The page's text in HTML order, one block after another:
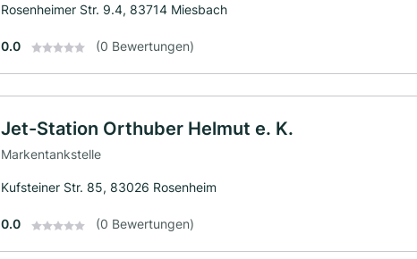
Rosenheimer Str. 9.4, 83714 Miesbach
0.0 (0 Bewertungen)
Jet-Station Orthuber Helmut e. K.
Markentankstelle
Kufsteiner Str. 85, 83026 Rosenheim
0.0 (0 Bewertungen)